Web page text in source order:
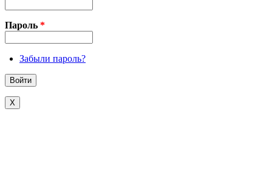
Пароль *
Забыли пароль?
X